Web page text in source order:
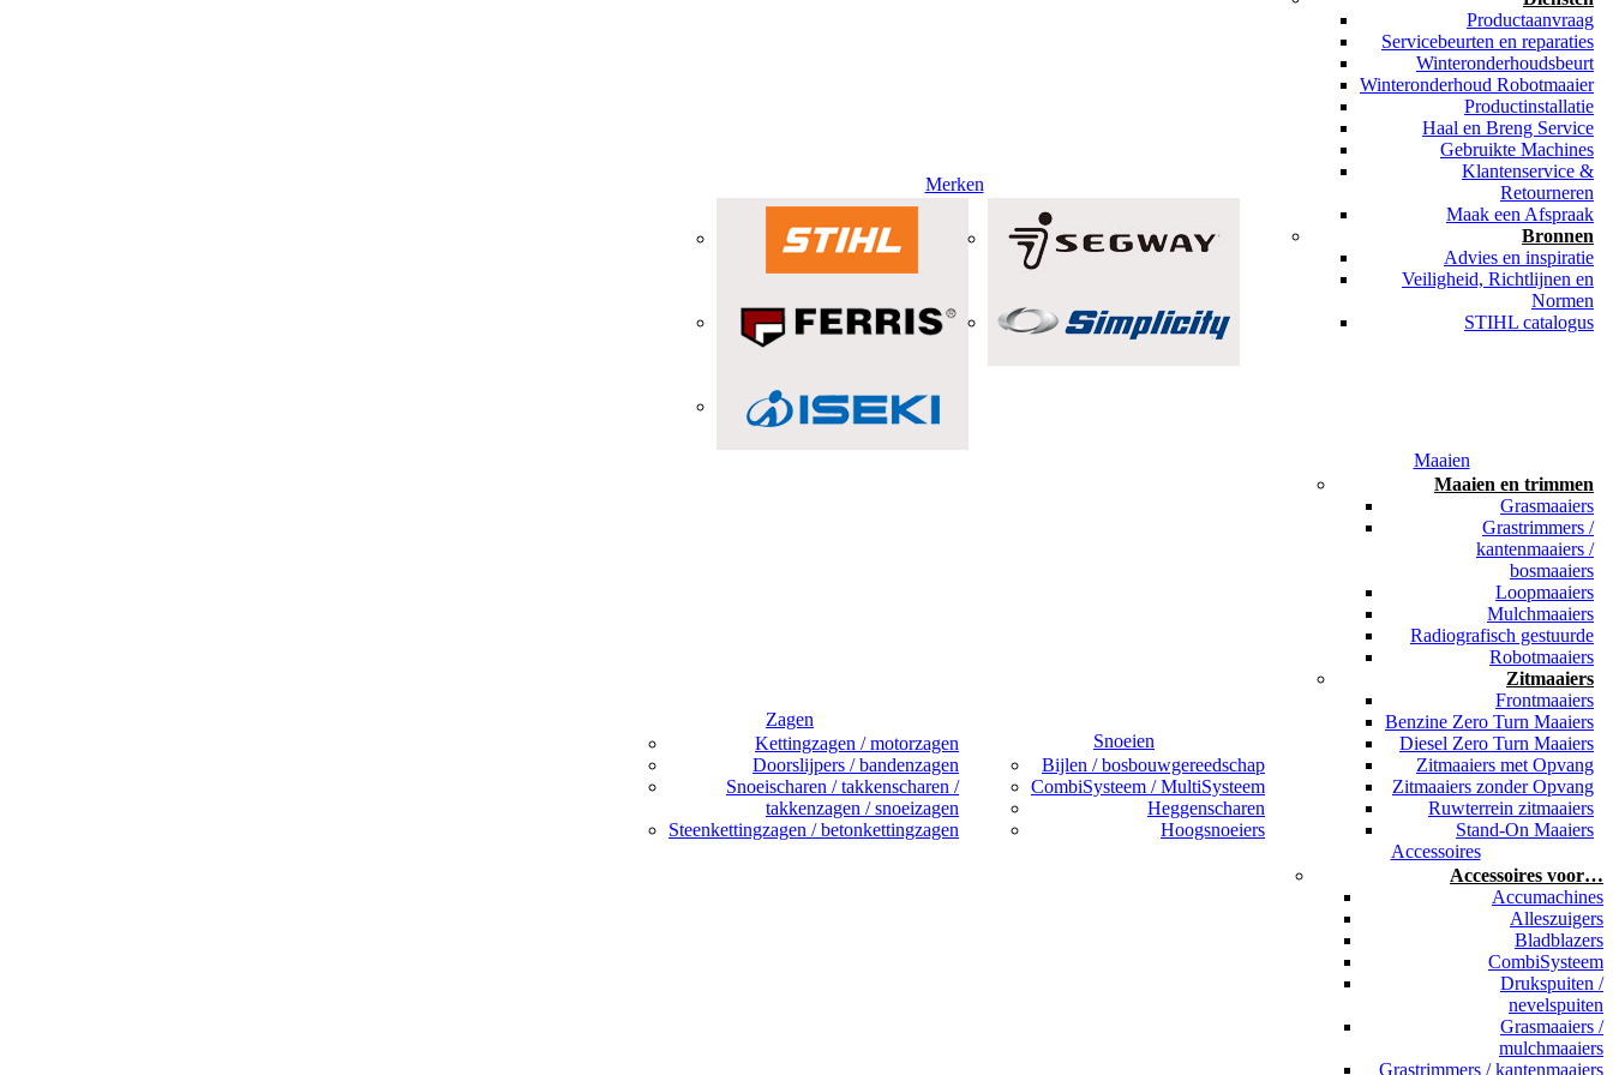
Merken
Productaanvraag
Servicebeurten en reparaties
Winteronderhoudsbeurt
Winteronderhoud Robotmaaier
Productinstallatie
Haal en Breng Service
Gebruikte Machines
Klantenservice &
Retourneren
Maak een Afspraak
Bronnen
Advies en inspiratie
Veiligheid, Richtlijnen en
Normen
STIHL catalogus
Zagen
Kettingzagen / motorzagen
Doorslijpers / bandenzagen
Snoeischaren / takkenscharen /
takkenzagen / snoeizagen
Steenkettingzagen / betonkettingzagen
Snoeien
Bijlen / bosbouwgereedschap
CombiSysteem / MultiSysteem
Heggenscharen
Hoogsnoeiers
Maaien
Maaien en trimmen
Grasmaaiers
Grastrimmers /
kantenmaaiers /
bosmaaiers
Loopmaaiers
Mulchmaaiers
Radiografisch gestuurde
Robotmaaiers
Zitmaaiers
Frontmaaiers
Benzine Zero Turn Maaiers
Diesel Zero Turn Maaiers
Zitmaaiers met Opvang
Zitmaaiers zonder Opvang
Ruwterrein zitmaaiers
Stand-On Maaiers
Accessoires
Accessoires voor…
Accumachines
Alleszuigers
Bladblazers
CombiSysteem
Drukspuiten /
nevelspuiten
Grasmaaiers /
mulchmaaiers
Grastrimmers / kantenmaaiers